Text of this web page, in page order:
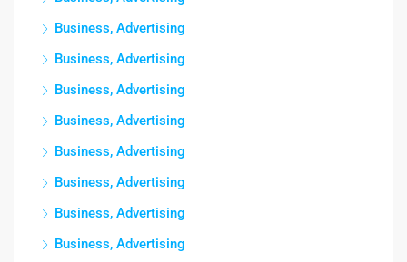
Business, Advertising
Business, Advertising
Business, Advertising
Business, Advertising
Business, Advertising
Business, Advertising
Business, Advertising
Business, Advertising